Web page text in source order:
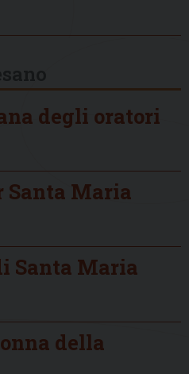
degli oratori
Santa Maria
Santa Maria
della